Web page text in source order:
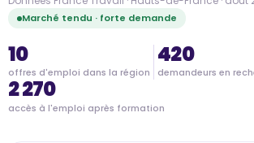
Marché tendu · forte demande
10
offres d'emploi dans la région
420
demandeurs en
2 270
accès à l'emploi après formation